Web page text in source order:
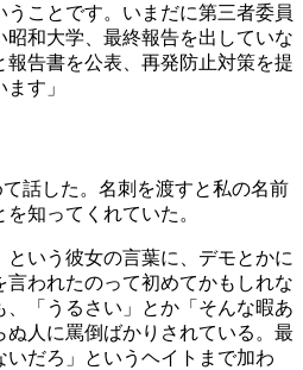
うことです。いまだに第三者委員
和大学、最終報告を出していな
告書を公表、再発防止対策を提
す」
話した。名刺を渡すと私の名前
知ってくれていた。
という彼女の言葉に、デモとかに
われたのって初めてかもしれな
「うるさい」とか「そんな暇あ
ぬ人に罵倒ばかりされている。最
だろ」というヘイトまで加わ